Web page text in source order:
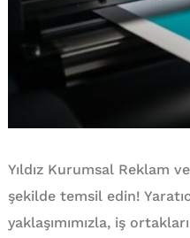
Yıldız Kurumsal Reklam
şekilde temsil edin!
yaklaşımımızla, iş